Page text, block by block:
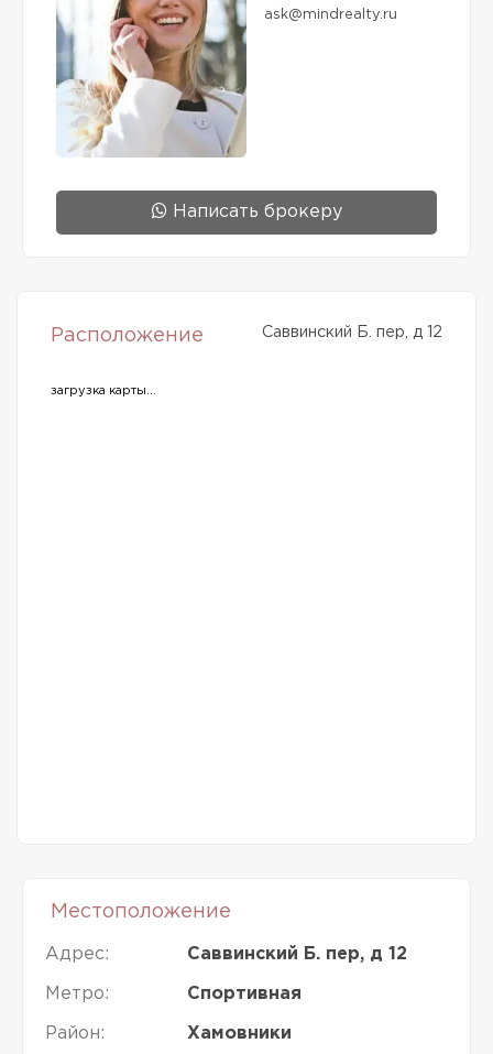
ask@mindrealty.ru
Написать брокеру
Расположение Саввинский Б. пер, д 12
загрузка карты...
Местоположение
Адрес: Саввинский Б. пер, д 12
Метро: Спортивная
Район: Хамовники